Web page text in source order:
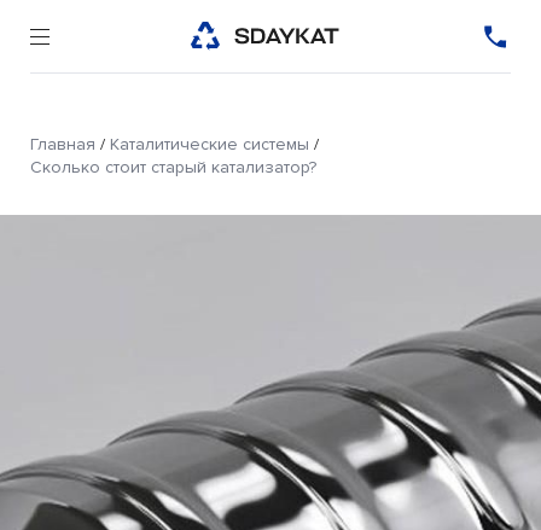
Главная / Каталитические системы /
Сколько стоит старый катализатор?